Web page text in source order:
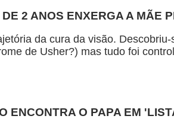
2 ANOS ENXERGA A MÃE
da cura da visão.
de Usher?) mas tudo foi
ENCONTRA O PAPA EM